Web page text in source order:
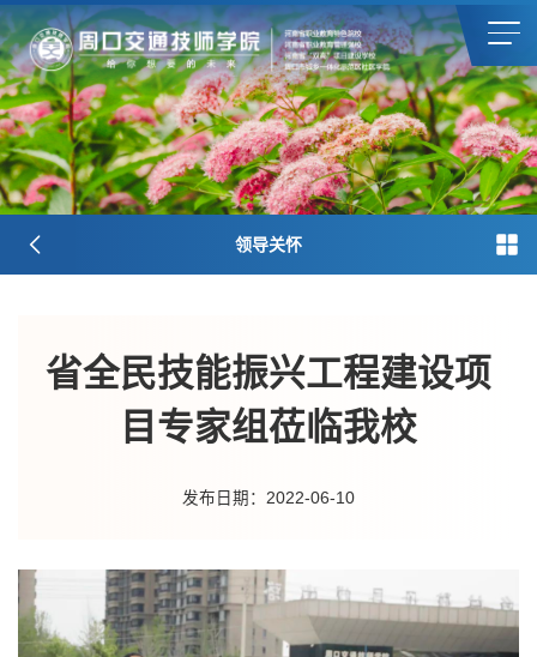
领导关怀
省全民技能振兴工程建设项
目专家组莅临我校
发布日期：2022-06-10